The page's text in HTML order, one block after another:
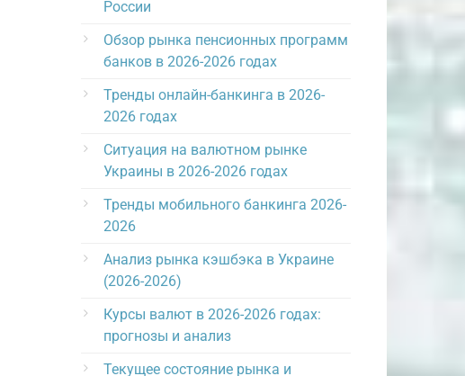
России
Обзор рынка пенсионных программ
банков в 2026-2026 годах
Тренды онлайн-банкинга в 2026-
2026 годах
Ситуация на валютном рынке
Украины в 2026-2026 годах
Тренды мобильного банкинга 2026-
2026
Анализ рынка кэшбэка в Украине
(2026-2026)
Курсы валют в 2026-2026 годах:
прогнозы и анализ
Текущее состояние рынка и